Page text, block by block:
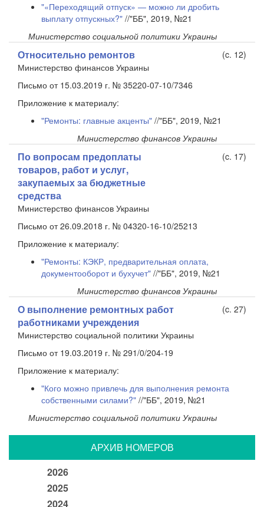
"«Переходящий отпуск» — можно ли дробить
выплату отпускных?" //"ББ", 2019, №21
Министерство социальной политики Украины
Относительно ремонтов
(c. 12)
Министерство финансов Украины
Письмо от 15.03.2019 г. № 35220-07-10/7346
Приложение к материалу:
"Ремонты: главные акценты" //"ББ", 2019, №21
Министерство финансов Украины
По вопросам предоплаты
товаров, работ и услуг,
закупаемых за бюджетные
средства
(c. 17)
Министерство финансов Украины
Письмо от 26.09.2018 г. № 04320-16-10/25213
Приложение к материалу:
"Ремонты: КЭКР, предварительная оплата,
документооборот и бухучет" //"ББ", 2019, №21
Министерство финансов Украины
О выполнение ремонтных работ
работниками учреждения
(c. 27)
Министерство социальной политики Украины
Письмо от 19.03.2019 г. № 291/0/204-19
Приложение к материалу:
"Кого можно привлечь для выполнения ремонта
собственными силами?" //"ББ", 2019, №21
Министерство социальной политики Украины
АРХИВ НОМЕРОВ
2026
2025
2024